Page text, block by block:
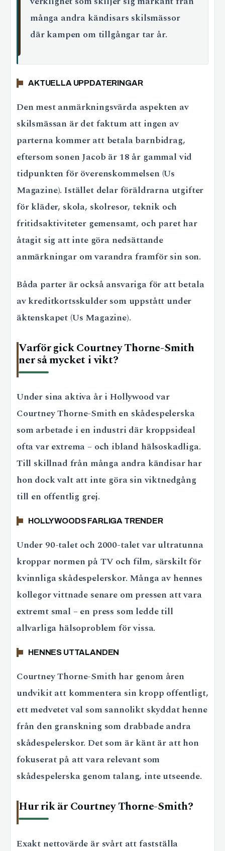
många andra kändisars skilsmässor
där kampen om tillgångar tar år.
AKTUELLA UPPDATERINGAR
Den mest anmärkningsvärda aspekten av
skilsmässan är det faktum att ingen av
parterna kommer att betala barnbidrag,
eftersom sonen Jacob är 18 år gammal vid
tidpunkten för överenskommelsen (Us
Magazine). Istället delar föräldrarna utgifter
för kläder, skola, skolresor, teknik och
fritidsaktiviteter gemensamt, och paret har
åtagit sig att inte göra nedsättande
anmärkningar om varandra framför sin son.
Båda parter är också ansvariga för att betala
av kreditkortsskulder som uppstått under
äktenskapet (Us Magazine).
Varför gick Courtney Thorne-Smith
ner så mycket i vikt?
Under sina aktiva år i Hollywood var
Courtney Thorne-Smith en skådespelerska
som arbetade i en industri där kroppsideal
ofta var extrema – och ibland hälsoskadliga.
Till skillnad från många andra kändisar har
hon dock valt att inte göra sin viktnedgång
till en offentlig grej.
HOLLYWOODS FARLIGA TRENDER
Under 90-talet och 2000-talet var ultratunna
kroppar normen på TV och film, särskilt för
kvinnliga skådespelerskor. Många av hennes
kollegor vittnade senare om pressen att vara
extremt smal – en press som ledde till
allvarliga hälsoproblem för vissa.
HENNES UTTALANDEN
Courtney Thorne-Smith har genom åren
undvikit att kommentera sin kropp offentligt,
ett medvetet val som sannolikt skyddat henne
från den granskning som drabbade andra
skådespelerskor. Det som är känt är att hon
fokuserat på att vara relevant som
skådespelerska genom talang, inte utseende.
Hur rik är Courtney Thorne-Smith?
Exakt nettovärde är svårt att fastställa